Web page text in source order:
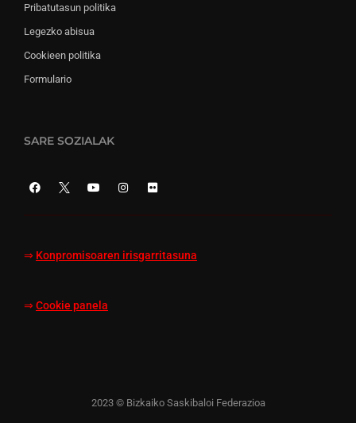
Pribatutasun politika
Legezko abisua
Cookieen politika
Formulario
SARE SOZIALAK
⇒ Konpromisoaren irisgarritasuna
⇒ Cookie panela
2023 © Bizkaiko Saskibaloi Federazioa